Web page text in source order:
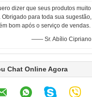
dizer que seus produtos muito
Obrigado para toda sua sugestão,
bom após o serviço de vendas.
—— Sr. Abílio Cipriano
Chat Online Agora